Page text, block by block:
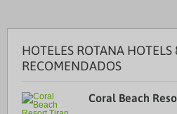
HOTELES ROTANA HOTELS
RECOMENDADOS
Coral Beach